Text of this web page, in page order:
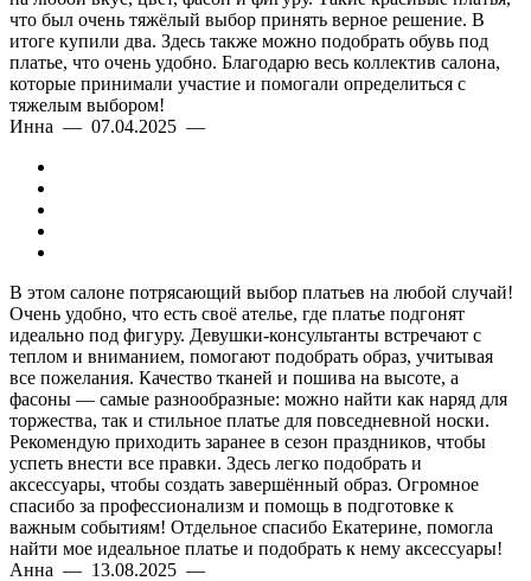
что был очень тяжёлый выбор принять верное решение. В
итоге купили два. Здесь также можно подобрать обувь под
платье, что очень удобно. Благодарю весь коллектив салона,
которые принимали участие и помогали определиться с
тяжелым выбором!
Инна — 07.04.2025 —
В этом салоне потрясающий выбор платьев на любой случай!
Очень удобно, что есть своё ателье, где платье подгонят
идеально под фигуру. Девушки-консультанты встречают с
теплом и вниманием, помогают подобрать образ, учитывая
все пожелания. Качество тканей и пошива на высоте, а
фасоны — самые разнообразные: можно найти как наряд для
торжества, так и стильное платье для повседневной носки.
Рекомендую приходить заранее в сезон праздников, чтобы
успеть внести все правки. Здесь легко подобрать и
аксессуары, чтобы создать завершённый образ. Огромное
спасибо за профессионализм и помощь в подготовке к
важным событиям! Отдельное спасибо Екатерине, помогла
найти мое идеальное платье и подобрать к нему аксессуары!
Анна — 13.08.2025 —